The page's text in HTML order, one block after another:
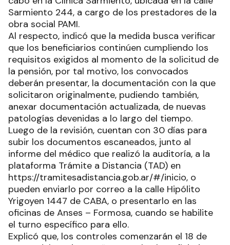
Sarmiento 244, a cargo de los prestadores de la
obra social PAMI.
Al respecto, indicó que la medida busca verificar
que los beneficiarios continúen cumpliendo los
requisitos exigidos al momento de la solicitud de
la pensión, por tal motivo, los convocados
deberán presentar, la documentación con la que
solicitaron originalmente, pudiendo también,
anexar documentación actualizada, de nuevas
patologías devenidas a lo largo del tiempo.
Luego de la revisión, cuentan con 30 días para
subir los documentos escaneados, junto al
informe del médico que realizó la auditoría, a la
plataforma Trámite a Distancia (TAD) en
https://tramitesadistancia.gob.ar/#/inicio, o
pueden enviarlo por correo a la calle Hipólito
Yrigoyen 1447 de CABA, o presentarlo en las
oficinas de Anses – Formosa, cuando se habilite
el turno específico para ello.
Explicó que, los controles comenzarán el 18 de